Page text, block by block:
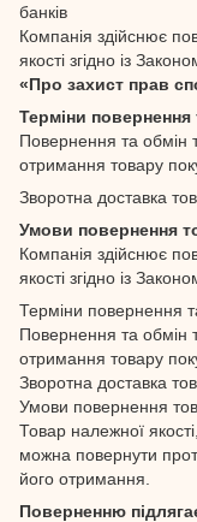
банків
Компанія здійснює
якості згідно із
«Про захист прав
Терміни повернення
Повернення та обмін
отримання товару
Зворотна доставка
Умови повернення
Компанія здійснює
якості згідно із
Терміни повернення
Повернення та обмін
отримання товару
Зворотна доставка
Умови повернення
Товар належної
можна повернути
його отримання.
Поверненню